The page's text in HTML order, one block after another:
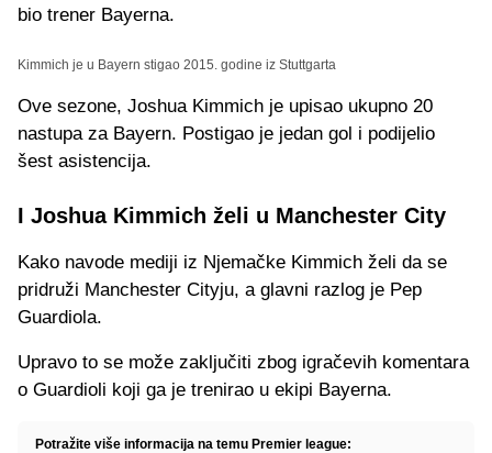
bio trener Bayerna.
Kimmich je u Bayern stigao 2015. godine iz Stuttgarta
Ove sezone, Joshua Kimmich je upisao ukupno 20
nastupa za Bayern. Postigao je jedan gol i podijelio
šest asistencija.
I Joshua Kimmich želi u Manchester City
Kako navode mediji iz Njemačke Kimmich želi da se
pridruži Manchester Cityju, a glavni razlog je Pep
Guardiola.
Upravo to se može zaključiti zbog igračevih komentara
o Guardioli koji ga je trenirao u ekipi Bayerna.
Potražite više informacija na temu Premier league: